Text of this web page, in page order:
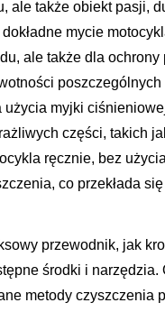
ale także obiekt pasji,
mycie
ale także dla
myjki
części, takich
ręcznie, bez
co przekłada
przewodnik, jak
środki i
metody czyszczenia